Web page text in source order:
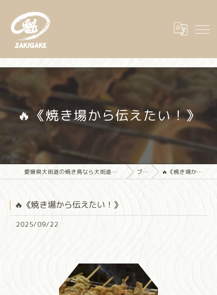
🔥《焼き場から伝えたい！》
愛媛県大街道の焼き鳥なら大街道立ち飲み焼き鳥 魁(さきがけ) ブログ 🔥《焼き場から伝えたい！》
🔥《焼き場から伝えたい！》
2025/09/22